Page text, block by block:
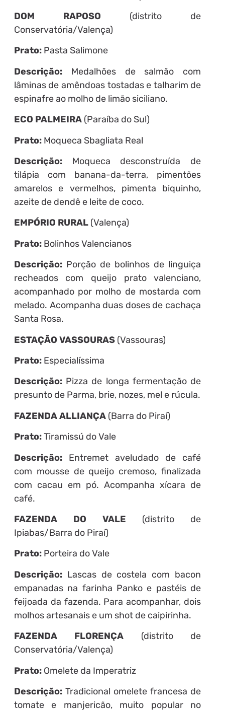
DOM RAPOSO (distrito de
Conservatória/Valença)
Prato: Pasta Salimone
Descrição: Medalhões de salmão com
lâminas de amêndoas tostadas e talharim de
espinafre ao molho de limão siciliano.
ECO PALMEIRA (Paraíba do Sul)
Prato: Moqueca Sbagliata Real
Descrição: Moqueca desconstruída de
tilápia com banana-da-terra, pimentões
amarelos e vermelhos, pimenta biquinho,
azeite de dendê e leite de coco.
EMPÓRIO RURAL (Valença)
Prato: Bolinhos Valencianos
Descrição: Porção de bolinhos de linguiça
recheados com queijo prato valenciano,
acompanhado por molho de mostarda com
melado. Acompanha duas doses de cachaça
Santa Rosa.
ESTAÇÃO VASSOURAS (Vassouras)
Prato: Especialíssima
Descrição: Pizza de longa fermentação de
presunto de Parma, brie, nozes, mel e rúcula.
FAZENDA ALLIANÇA (Barra do Piraí)
Prato:Tiramissú do Vale
Descrição: Entremet aveludado de café
com mousse de queijo cremoso, finalizada
com cacau em pó. Acompanha xícara de
café.
FAZENDA DO VALE (distrito de
Ipiabas/Barra do Piraí)
Prato: Porteira do Vale
Descrição: Lascas de costela com bacon
empanadas na farinha Panko e pastéis de
feijoada da fazenda. Para acompanhar, dois
molhos artesanais e um shot de caipirinha.
FAZENDA FLORENÇA (distrito de
Conservatória/Valença)
Prato: Omelete da Imperatriz
Descrição: Tradicional omelete francesa de
tomate e manjericão, muito popular no